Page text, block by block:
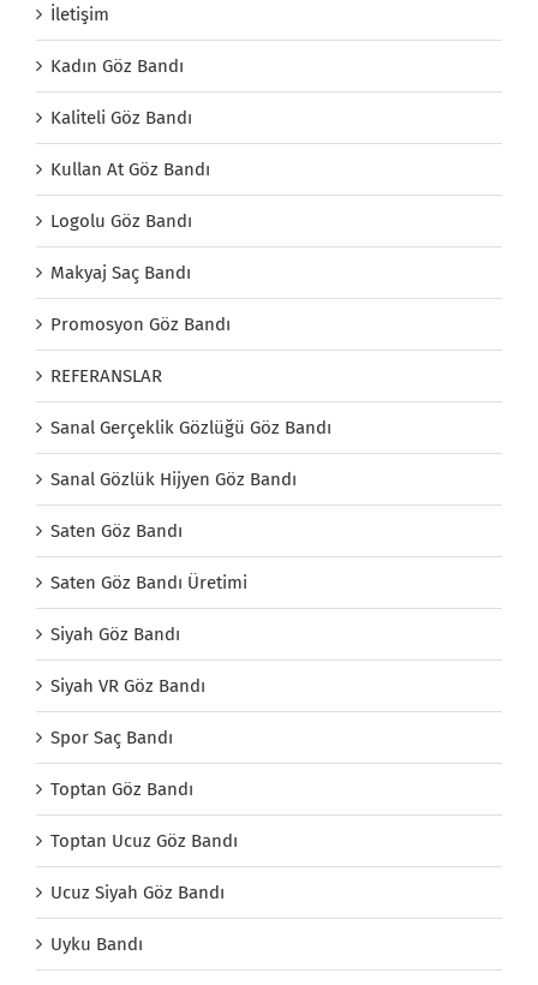
İletişim
Kadın Göz Bandı
Kaliteli Göz Bandı
Kullan At Göz Bandı
Logolu Göz Bandı
Makyaj Saç Bandı
Promosyon Göz Bandı
REFERANSLAR
Sanal Gerçeklik Gözlüğü Göz Bandı
Sanal Gözlük Hijyen Göz Bandı
Saten Göz Bandı
Saten Göz Bandı Üretimi
Siyah Göz Bandı
Siyah VR Göz Bandı
Spor Saç Bandı
Toptan Göz Bandı
Toptan Ucuz Göz Bandı
Ucuz Siyah Göz Bandı
Uyku Bandı